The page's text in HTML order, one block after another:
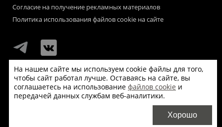
Согласие на получение рекламных материалов
Политика использования файлов cookie на сайте
Мы используем файлы «cookie» для функционирования сайта.
Если Вас это не устраивает, пожалуйста, покиньте сайт.
На нашем сайте мы используем cookie файлы для того,
чтобы сайт работал лучше. Оставаясь на сайте, вы
соглашаетесь на использование файлов cookie и
передачей данных службам веб-аналитики.
Хорошо